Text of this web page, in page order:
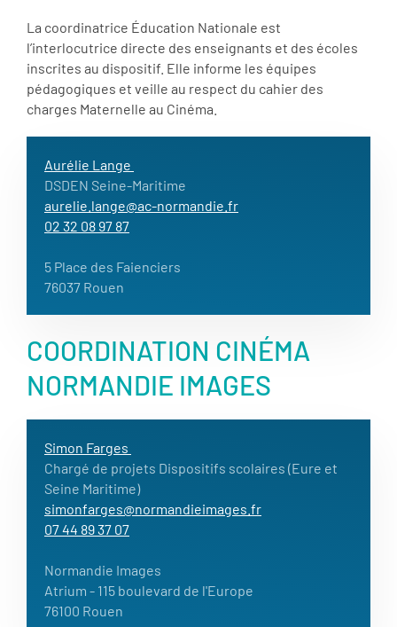
La coordinatrice Éducation Nationale est
l’interlocutrice directe des enseignants et des écoles
inscrites au dispositif. Elle informe les équipes
pédagogiques et veille au respect du cahier des
charges Maternelle au Cinéma.
Aurélie Lange
DSDEN Seine-Maritime
aurelie.lange@ac-normandie.fr
02 32 08 97 87
5 Place des Faienciers
76037 Rouen
COORDINATION CINÉMA
NORMANDIE IMAGES
Simon Farges
Chargé de projets Dispositifs scolaires (Eure et
Seine Maritime)
simonfarges@normandieimages.fr
07 44 89 37 07
Normandie Images
Atrium - 115 boulevard de l'Europe
76100 Rouen